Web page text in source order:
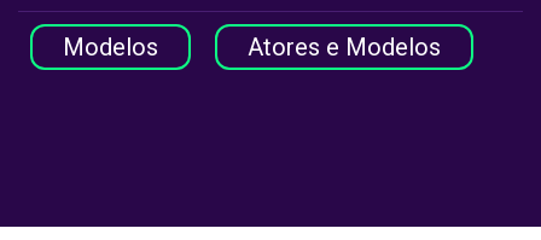
Modelos Atores e Modelos